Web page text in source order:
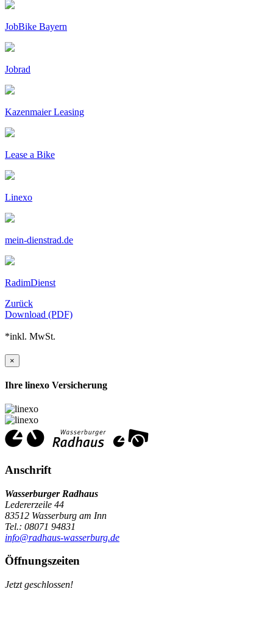
JobBike Bayern
Jobrad
Kazenmaier Leasing
Lease a Bike
Linexo
mein-dienstrad.de
RadimDienst
Zurück
Download (PDF)
*inkl. MwSt.
×
Ihre linexo Versicherung
Anschrift
Wasserburger Radhaus
Ledererzeile 44
83512 Wasserburg am Inn
Tel.: 08071 94831
info@radhaus-wasserburg.de
Öffnungszeiten
Jetzt geschlossen!